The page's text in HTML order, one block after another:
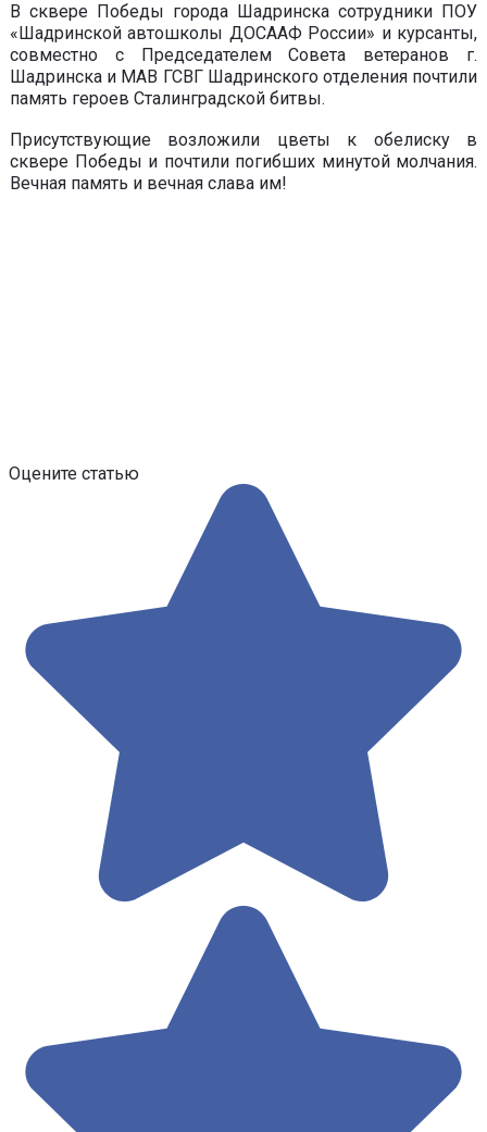
В сквере Победы города Шадринска сотрудники ПОУ
«Шадринской автошколы ДОСААФ России» и курсанты,
совместно с Председателем Совета ветеранов г.
Шадринска и МАВ ГСВГ Шадринского отделения почтили
память героев Сталинградской битвы.
Присутствующие возложили цветы к обелиску в
сквере Победы и почтили погибших минутой молчания.
Вечная память и вечная слава им!
Оцените статью